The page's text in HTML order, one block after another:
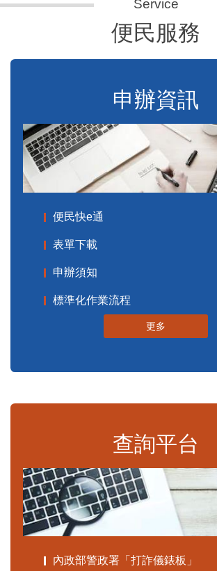
便民服務
申辦資訊
便民快e通
表單下載
申辦須知
標準化作業流程
更多
查詢平台
內政部警政署「打詐儀錶板」